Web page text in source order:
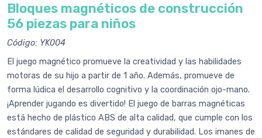
Bloques magnéticos de construcción
56 piezas para niños
Código: YK004
El juego magnético promueve la creatividad y las habilidades
motoras de su hijo a partir de 1 año. Además, promueve de
forma lúdica el desarrollo cognitivo y la coordinación ojo-mano.
¡Aprender jugando es divertido! El juego de barras magnéticas
está hecho de plástico ABS de alta calidad, que cumple con los
estándares de calidad de seguridad y durabilidad. Los imanes de